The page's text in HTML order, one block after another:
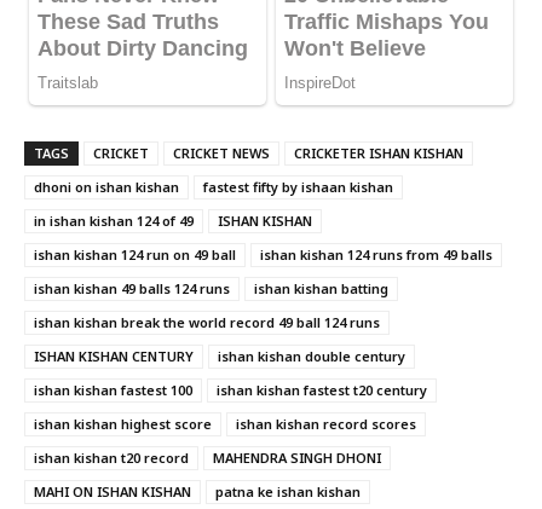
TAGS CRICKET CRICKET NEWS
CRICKETER ISHAN KISHAN
dhoni on ishan kishan
fastest fifty by ishaan kishan
in ishan kishan 124 of 49
ISHAN KISHAN
ishan kishan 124 run on 49 ball
ishan kishan 124 runs from 49 balls
ishan kishan 49 balls 124 runs
ishan kishan batting
ishan kishan break the world record 49 ball 124 runs
ISHAN KISHAN CENTURY
ishan kishan double century
ishan kishan fastest 100
ishan kishan fastest t20 century
ishan kishan highest score
ishan kishan record scores
ishan kishan t20 record
MAHENDRA SINGH DHONI
MAHI ON ISHAN KISHAN
patna ke ishan kishan